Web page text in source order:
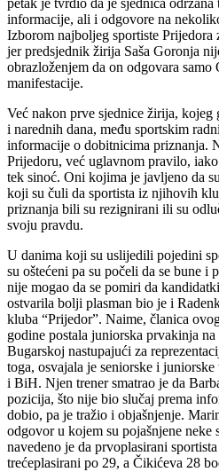
petak je tvrdio da je sjednica
informacije, ali i odgovore na
Izborom najboljeg sportiste Prijedora
jer predsjednik žirija Saša Goronja
obrazloženjem da on odgovara
manifestacije.
Već nakon prve sjednice žirija, kojeg
i narednih dana, među sportskim
informacije o dobitnicima priznanja.
Prijedoru, već uglavnom pravilo,
tek sinoć. Oni kojima je javljeno da
koji su čuli da sportista iz njihovih
priznanja bili su rezignirani ili su
svoju pravdu.
U danima koji su uslijedili pojedini
su oštećeni pa su počeli da se bune i
nije mogao da se pomiri da
ostvarila bolji plasman bio je i
kluba “Prijedor”. Naime, članica
godine postala juniorska prvakinja
Bugarskoj nastupajući za
toga, osvajala je seniorske i
i BiH. Njen trener smatrao je da
pozicija, što nije bio slučaj prema
dobio, pa je tražio i objašnjenje.
odgovor u kojem su pojašnjene neke
navedeno je da prvoplasirani
trećeplasirani po 29, a Čikićeva 28